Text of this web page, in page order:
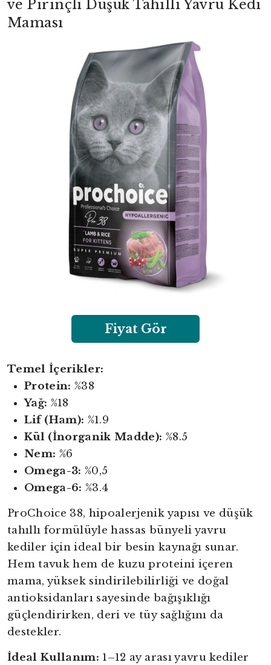
ve Pirinçli Düşük Tahıllı Yavru Kedi
Maması
Fiyat Gör
Temel İçerikler:
Protein: %38
Yağ: %18
Lif (Ham): %1.9
Kül (İnorganik Madde): %8.5
Nem: %6
Omega-3: %0,5
Omega-6: %3.4
ProChoice 38, hipoalerjenik yapısı ve düşük
tahıllı formülüyle hassas bünyeli yavru
kediler için ideal bir besin kaynağı sunar.
Hem tavuk hem de kuzu proteini içeren
mama, yüksek sindirilebilirliği ve doğal
antioksidanları sayesinde bağışıklığı
güçlendirirken, deri ve tüy sağlığını da
destekler.
İdeal Kullanım: 1–12 ay arası yavru kediler